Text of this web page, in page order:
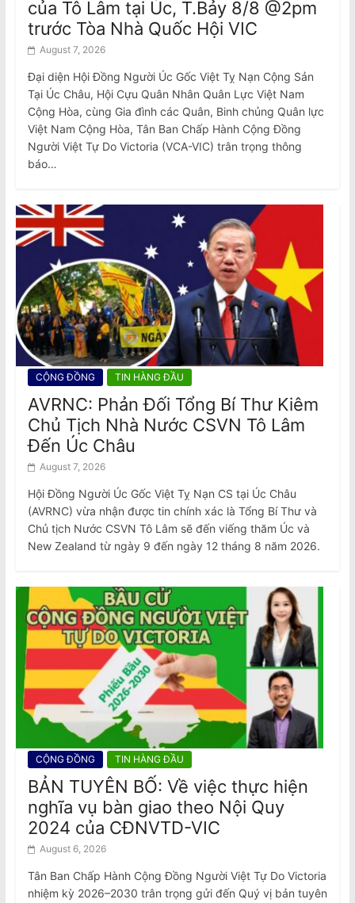
của Tô Lâm tại Úc, T.Bảy 8/8 @2pm
trước Tòa Nhà Quốc Hội VIC
August 7, 2026
Đại diện Hội Đồng Người Úc Gốc Việt Tỵ Nạn Cộng Sản
Tại Úc Châu, Hội Cựu Quân Nhân Quân Lực Việt Nam
Cộng Hòa, cùng Gia đình các Quân, Binh chủng Quân lực
Việt Nam Cộng Hòa, Tân Ban Chấp Hành Cộng Đồng
Người Việt Tự Do Victoria (VCA-VIC) trân trọng thông
báo…
CỘNG ĐỒNG TIN HÀNG ĐẦU
AVRNC: Phản Đối Tổng Bí Thư Kiêm
Chủ Tịch Nhà Nước CSVN Tô Lâm
Đến Úc Châu
August 7, 2026
Hội Đồng Người Úc Gốc Việt Tỵ Nạn CS tại Úc Châu
(AVRNC) vừa nhận được tin chính xác là Tổng Bí Thư và
Chủ tịch Nước CSVN Tô Lâm sẽ đến viếng thăm Úc và
New Zealand từ ngày 9 đến ngày 12 tháng 8 năm 2026.
CỘNG ĐỒNG TIN HÀNG ĐẦU
BẢN TUYÊN BỐ: Về việc thực hiện
nghĩa vụ bàn giao theo Nội Quy
2024 của CĐNVTD-VIC
August 6, 2026
Tân Ban Chấp Hành Cộng Đồng Người Việt Tự Do Victoria
nhiệm kỳ 2026–2030 trân trọng gửi đến Quý vị bản tuyên